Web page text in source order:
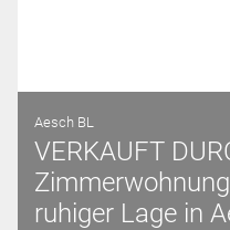
Aesch BL
VERKAUFT
ruhiger Lage in